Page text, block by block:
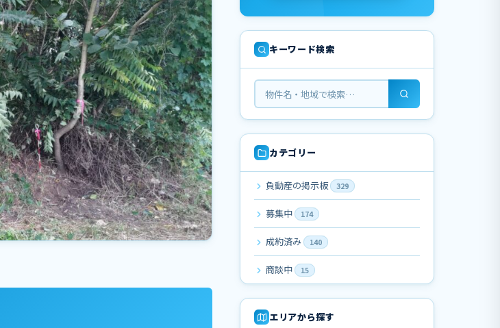
キーワード検索
カテゴリー
負動産の掲示板 329
募集中 174
成約済み 140
商談中 15
エリアから探す